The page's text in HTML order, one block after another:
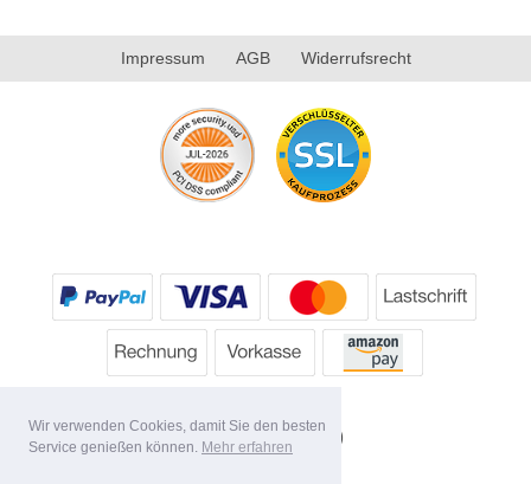
Wir verwenden Cookies, damit Sie den besten
Service genießen können. Mehr erfahren
Impressum AGB Widerrufsrecht